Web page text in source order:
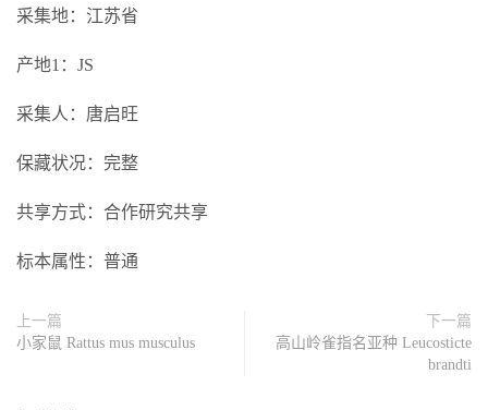
采集地：江苏省
产地1：JS
采集人：唐启旺
保藏状况：完整
共享方式：合作研究共享
标本属性：普通
上一篇
小家鼠 Rattus mus musculus
下一篇
高山岭雀指名亚种 Leucosticte
brandti